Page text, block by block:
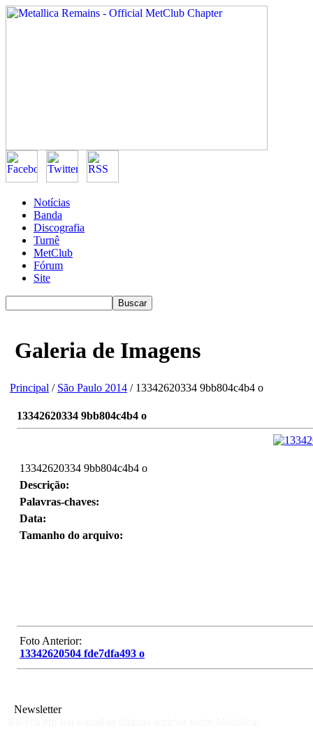
Notícias
Banda
Discografia
Turnê
MetClub
Fórum
Site
Galeria de Imagens
Principal / São Paulo 2014 / 13342620334 9bb804c4b4 o
13342620334 9bb804c4b4 o
13342620334 9bb804c4b4 o
Descrição:
Palavras-chaves:
Data:
Tamanho do arquivo:
Foto Anterior:
13342620504 fde7dfa493 o
Newsletter